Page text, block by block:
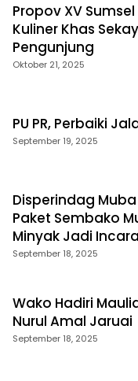
Propov XV
Kuliner Khas
Pengunjung
Oktober 21, 2025
PU PR, Perbaiki
September 19, 2025
Disperindag
Paket Sembako
Minyak Jadi
September 18, 2025
Wako Hadiri
Nurul Amal Jaruai
September 18, 2025